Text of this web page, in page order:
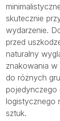
skutecznie
wydarzenie.
przed
naturalny
znakowania w
do różnych
pojedynczego
logistycznego
sztuk.